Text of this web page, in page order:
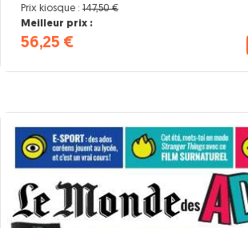
Prix kiosque : 147,50 €
Meilleur prix :
56,25 €